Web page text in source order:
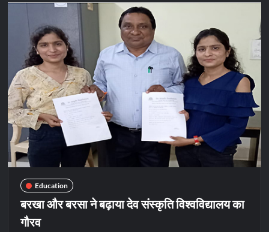
नम्रता
गृहविज्ञान
में
पीएचडी
Education
बरखा और बरसा ने बढ़ाया देव संस्कृति विश्वविद्यालय का
गौरव